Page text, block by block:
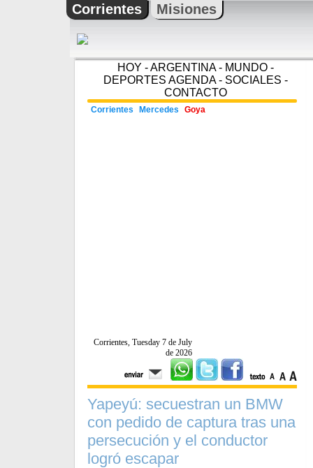
Corrientes Misiones
HOY -ARGENTINA- MUNDO -
DEPORTES AGENDA- SOCIALES -
CONTACTO
Corrientes Mercedes Goya
Corrientes, Tuesday 7 de July
de 2026
Yapeyú: secuestran un BMW
con pedido de captura tras una
persecución y el conductor
logró escapar